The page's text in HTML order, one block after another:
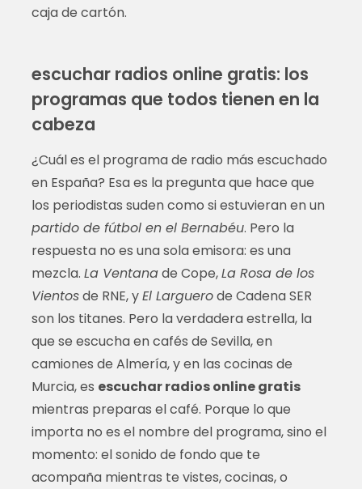
caja de cartón.
escuchar radios online gratis: los
programas que todos tienen en la
cabeza
¿Cuál es el programa de radio más escuchado
en España? Esa es la pregunta que hace que
los periodistas suden como si estuvieran en un
partido de fútbol en el Bernabéu. Pero la
respuesta no es una sola emisora: es una
mezcla. La Ventanade Cope,La Rosa de los
Vientosde RNE, yEl Larguerode Cadena SER
son los titanes. Pero la verdadera estrella, la
que se escucha en cafés de Sevilla, en
camiones de Almería, y en las cocinas de
Murcia, es escuchar radios online gratis
mientras preparas el café. Porque lo que
importa no es el nombre del programa, sino el
momento: el sonido de fondo que te
acompaña mientras te vistes, cocinas, o